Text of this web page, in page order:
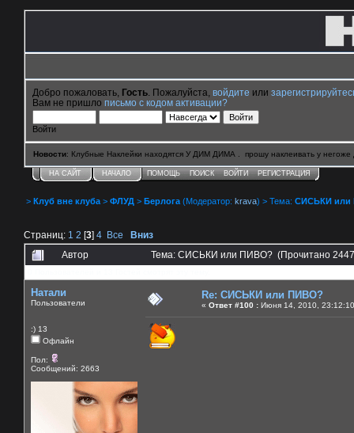
Добро пожаловать, Гость . Пожалуйста, войдите или
Вам не пришло письмо с кодом активации?
Войти
Новости: Клубные Наклейки находятся У ДИМ ДИМА . прошу наклеивать у негоже
НА САЙТ НАЧАЛО ПОМОЩЬ ПОИСК ВОЙТИ РЕГИСТРАЦИЯ
> Клуб вне клуба > ФЛУД > Берлога (Модератор: krava) > Тема: СИСЬКИ или
Страниц: 1 2 [3] 4 Все
Вниз
Автор
Тема: СИСЬКИ или ПИВО? (Прочитано
Натали
Пользователи
:) 13
Офлайн
Пол:
Сообщений: 2663
Re: СИСЬКИ или ПИВО?
« Ответ #100 : Июня 14, 2010,